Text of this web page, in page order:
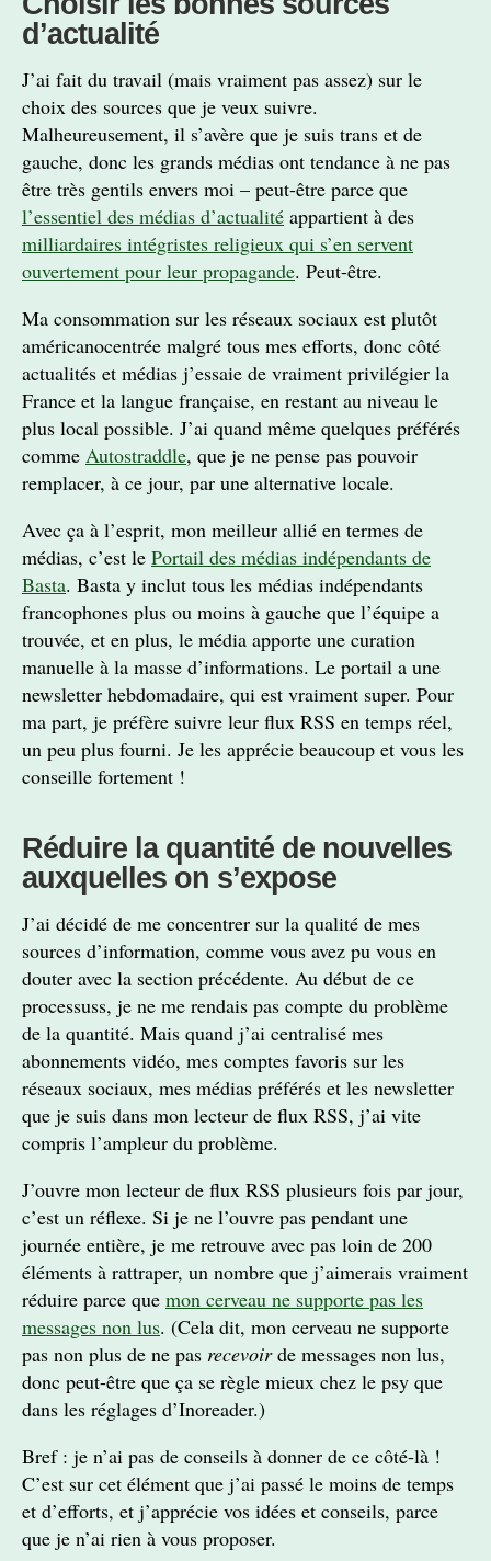
d’actualité
J’ai fait du travail (mais vraiment pas assez) sur le
choix des sources que je veux suivre.
Malheureusement, il s’avère que je suis trans et de
gauche, donc les grands médias ont tendance à ne pas
être très gentils envers moi – peut-être parce que
l’essentiel des médias d’actualité appartient à des
milliardaires intégristes religieux qui s’en servent
ouvertement pour leur propagande. Peut-être.
Ma consommation sur les réseaux sociaux est plutôt
américanocentrée malgré tous mes efforts, donc côté
actualités et médias j’essaie de vraiment privilégier la
France et la langue française, en restant au niveau le
plus local possible. J’ai quand même quelques préférés
comme Autostraddle, que je ne pense pas pouvoir
remplacer, à ce jour, par une alternative locale.
Avec ça à l’esprit, mon meilleur allié en termes de
médias, c’est le Portail des médias indépendants de
Basta. Basta y inclut tous les médias indépendants
francophones plus ou moins à gauche que l’équipe a
trouvée, et en plus, le média apporte une curation
manuelle à la masse d’informations. Le portail a une
newsletter hebdomadaire, qui est vraiment super. Pour
ma part, je préfère suivre leur flux RSS en temps réel,
un peu plus fourni. Je les apprécie beaucoup et vous les
conseille fortement !
Réduire la quantité de nouvelles
auxquelles on s’expose
J’ai décidé de me concentrer sur la qualité de mes
sources d’information, comme vous avez pu vous en
douter avec la section précédente. Au début de ce
processuss, je ne me rendais pas compte du problème
de la quantité. Mais quand j’ai centralisé mes
abonnements vidéo, mes comptes favoris sur les
réseaux sociaux, mes médias préférés et les newsletter
que je suis dans mon lecteur de flux RSS, j’ai vite
compris l’ampleur du problème.
J’ouvre mon lecteur de flux RSS plusieurs fois par jour,
c’est un réflexe. Si je ne l’ouvre pas pendant une
journée entière, je me retrouve avec pas loin de 200
éléments à rattraper, un nombre que j’aimerais vraiment
réduire parce que mon cerveau ne supporte pas les
messages non lus. (Cela dit, mon cerveau ne supporte
pas non plus de ne pas recevoirde messages non lus,
donc peut-être que ça se règle mieux chez le psy que
dans les réglages d’Inoreader.)
Bref : je n’ai pas de conseils à donner de ce côté-là !
C’est sur cet élément que j’ai passé le moins de temps
et d’efforts, et j’apprécie vos idées et conseils, parce
que je n’ai rien à vous proposer.